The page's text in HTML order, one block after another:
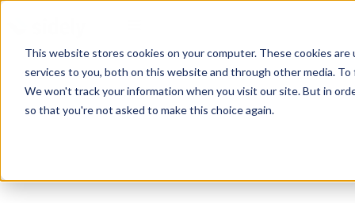
This website stores cookies on your computer. These cookies
services to you, both on this website and through other media.
We won't track your information when you visit our site. But in
so that you're not asked to make this choice again.